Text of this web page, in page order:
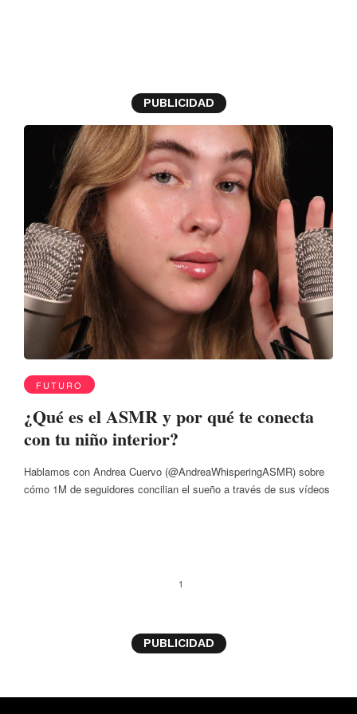
PUBLICIDAD
FUTURO
¿Qué es el ASMR y por qué te conecta
con tu niño interior?
Hablamos con Andrea Cuervo (@AndreaWhisperingASMR) sobre
cómo 1M de seguidores concilian el sueño a través de sus vídeos
1
PUBLICIDAD